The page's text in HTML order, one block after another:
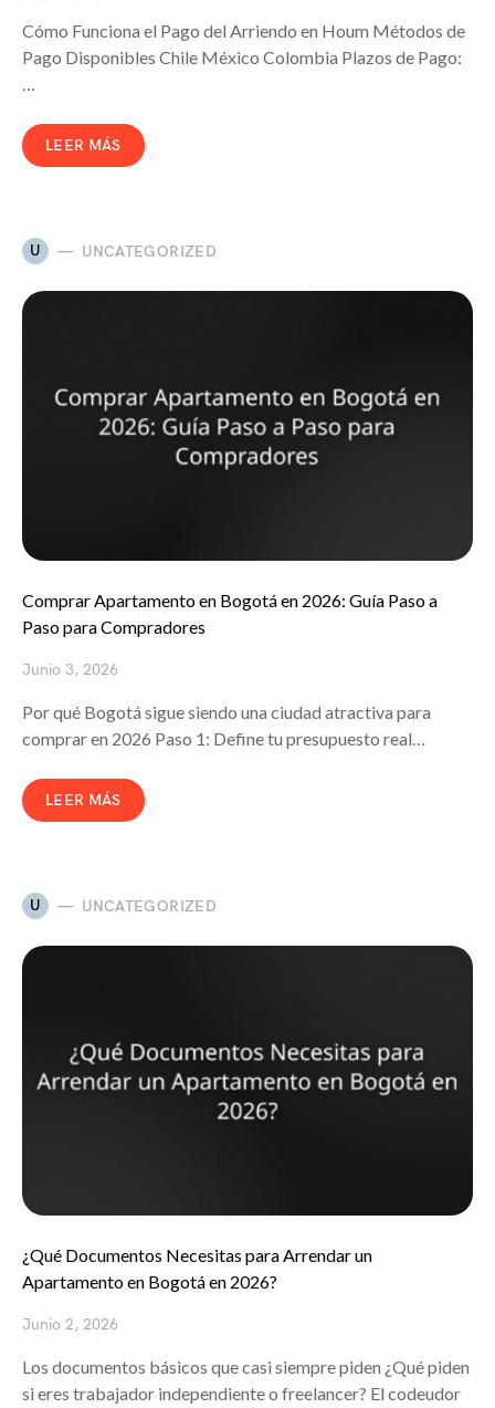
Cómo Funciona el Pago del Arriendo en Houm Métodos de
Pago Disponibles Chile México Colombia Plazos de Pago:
…
LEER MÁS
U UNCATEGORIZED
Comprar Apartamento en Bogotá en 2026: Guía Paso a
Paso para Compradores
Junio 3, 2026
Por qué Bogotá sigue siendo una ciudad atractiva para
comprar en 2026 Paso 1: Define tu presupuesto real…
LEER MÁS
U UNCATEGORIZED
¿Qué Documentos Necesitas para Arrendar un
Apartamento en Bogotá en 2026?
Junio 2, 2026
Los documentos básicos que casi siempre piden ¿Qué piden
si eres trabajador independiente o freelancer? El codeudor